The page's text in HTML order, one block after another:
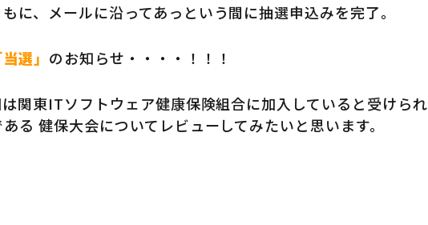
に、メールに沿ってあっという間に抽選申込みを完了。
当選」 のお知らせ・・・・！！！
関東ITソフトウェア健康保険組合に加入していると受けられ
る 健保大会についてレビューしてみたいと思います。